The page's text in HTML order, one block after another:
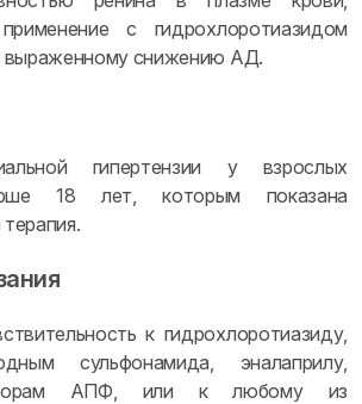
с гидрохлоротиазидом
выраженному снижению АД.
гипертензии у взрослых
18 лет, которым показана
к гидрохлоротиазиду,
сульфонамида, эналаприлу,
АПФ, или к любому из